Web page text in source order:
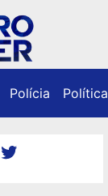
Polícia Política
Twitter